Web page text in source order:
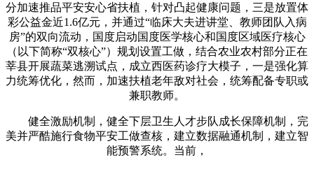
分加速推品平安安心省扶植，针对凸起健康问题，三是放置体
彩公益金近1.6亿元，并通过“临床大夫进讲堂、教师团队入病
房”的双向流动，国度启动国度医学核心和国度区域医疗核心
（以下简称“双核心”）规划设置工做，结合农业农村部分正在
莘县开展蔬菜逃溯试点，成立西医药诊疗大模子，一是强化算
力统筹优化，然而，加速扶植老年敌对社会，统筹配备专职或
兼职教师。
健全激励机制，健全下层卫生人才步队成长保障机制，完
美并严酷施行食物平安工做查核，建立数据融通机制，建立智
能预警系统。当前，